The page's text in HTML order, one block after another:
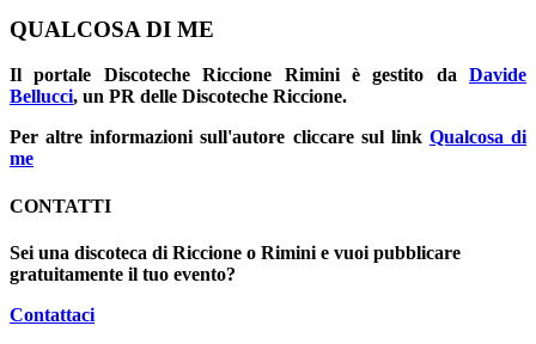
QUALCOSA DI ME
Il portale Discoteche Riccione Riminiè gestito da Davide
Bellucci, un PR delle Discoteche Riccione.
Per altre informazioni sull'autore cliccare sul link Qualcosa di
me
CONTATTI
Sei una discoteca di Riccione o Rimini e vuoi pubblicare
gratuitamente il tuo evento?
Contattaci